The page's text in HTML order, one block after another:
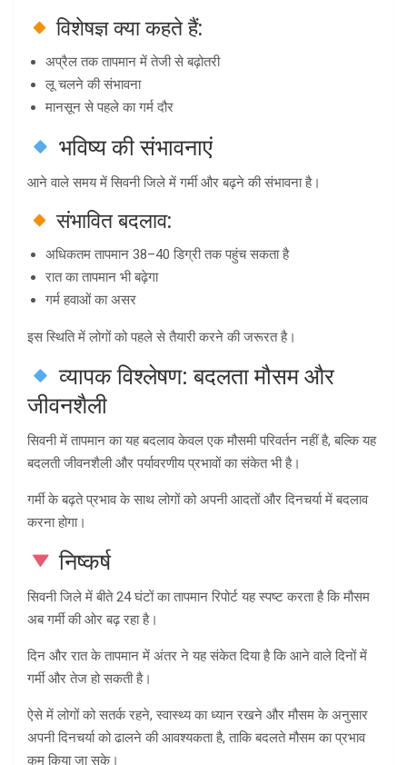
विशेषज्ञ क्या कहते हैं:
अप्रैल तक तापमान में तेजी से बढ़ोतरी
लू चलने की संभावना
मानसून से पहले का गर्म दौर
भविष्य की संभावनाएं
आने वाले समय में सिवनी जिले में गर्मी और बढ़ने की संभावना है।
संभावित बदलाव:
अधिकतम तापमान 38–40 डिग्री तक पहुंच सकता है
रात का तापमान भी बढ़ेगा
गर्म हवाओं का असर
इस स्थिति में लोगों को पहले से तैयारी करने की जरूरत है।
व्यापक विश्लेषण: बदलता मौसम और
जीवनशैली
सिवनी में तापमान का यह बदलाव केवल एक मौसमी परिवर्तन नहीं है, बल्कि यह
बदलती जीवनशैली और पर्यावरणीय प्रभावों का संकेत भी है।
गर्मी के बढ़ते प्रभाव के साथ लोगों को अपनी आदतों और दिनचर्या में बदलाव
करना होगा।
निष्कर्ष
सिवनी जिले में बीते 24 घंटों का तापमान रिपोर्ट यह स्पष्ट करता है कि मौसम
अब गर्मी की ओर बढ़ रहा है।
दिन और रात के तापमान में अंतर ने यह संकेत दिया है कि आने वाले दिनों में
गर्मी और तेज हो सकती है।
ऐसे में लोगों को सतर्क रहने, स्वास्थ्य का ध्यान रखने और मौसम के अनुसार
अपनी दिनचर्या को ढालने की आवश्यकता है, ताकि बदलते मौसम का प्रभाव
कम किया जा सके।